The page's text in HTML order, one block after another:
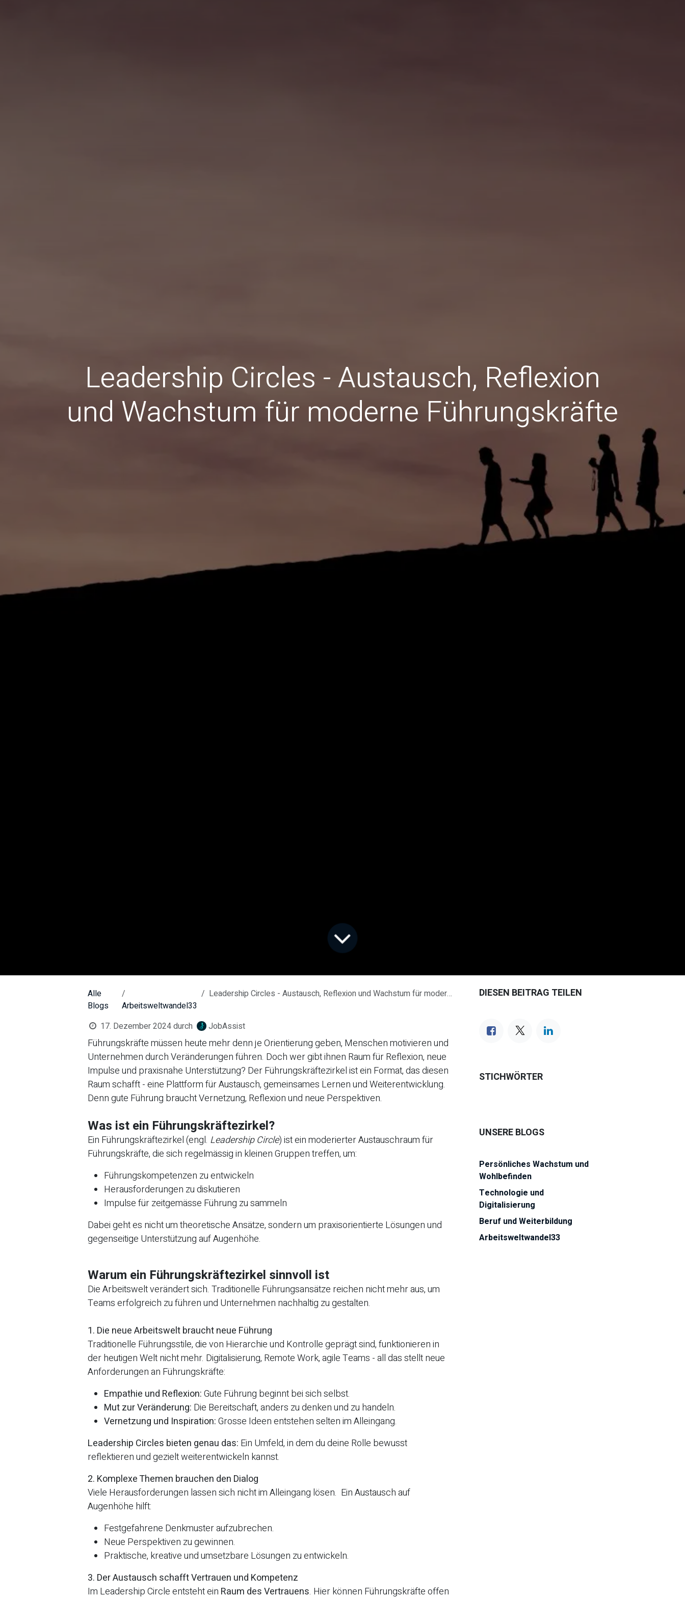
Leadership Circles - Austausch, Reflexion
und Wachstum für moderne Führungskräfte
Alle
Blogs
Arbeitsweltwandel33
Leadership Circles - Austausch, Reflexion und Wachstum für moderne Führungskräfte
17. Dezember 2024durch JobAssist
Führungskräfte müssen heute mehr denn je Orientierung geben, Menschen motivieren und
Unternehmen durch Veränderungen führen. Doch wer gibt ihnen Raum für Reflexion, neue
Impulse und praxisnahe Unterstützung? Der Führungskräftezirkel ist ein Format, das diesen
Raum schafft - eine Plattform für Austausch, gemeinsames Lernen und Weiterentwicklung.
Denn gute Führung braucht Vernetzung, Reflexion und neue Perspektiven.
Was ist ein Führungskräftezirkel?
Ein Führungskräftezirkel (engl. Leadership Circle) ist ein moderierter Austauschraum für
Führungskräfte, die sich regelmässig in kleinen Gruppen treffen, um:
Führungskompetenzen zu entwickeln
Herausforderungen zu diskutieren
Impulse für zeitgemässe Führung zu sammeln
Dabei geht es nicht um theoretische Ansätze, sondern um praxisorientierte Lösungen und
gegenseitige Unterstützung auf Augenhöhe.
Warum ein Führungskräftezirkel sinnvoll ist
Die Arbeitswelt verändert sich. Traditionelle Führungsansätze reichen nicht mehr aus, um
Teams erfolgreich zu führen und Unternehmen nachhaltig zu gestalten.
1. Die neue Arbeitswelt braucht neue Führung
Traditionelle Führungsstile, die von Hierarchie und Kontrolle geprägt sind, funktionieren in
der heutigen Welt nicht mehr. Digitalisierung, Remote Work, agile Teams - all das stellt neue
Anforderungen an Führungskräfte:
Empathie und Reflexion:Gute Führung beginnt bei sich selbst.
Mut zur Veränderung: Die Bereitschaft, anders zu denken und zu handeln.
Vernetzung und Inspiration:Grosse Ideen entstehen selten im Alleingang.
Leadership Circles bieten genau das: Ein Umfeld, in dem du deine Rolle bewusst
reflektieren und gezielt weiterentwickeln kannst.
2. Komplexe Themen brauchen den Dialog
Viele Herausforderungen lassen sich nicht im Alleingang lösen. Ein Austausch auf
Augenhöhe hilft:
Festgefahrene Denkmuster aufzubrechen.
Neue Perspektiven zu gewinnen.
Praktische, kreative und umsetzbare Lösungen zu entwickeln.
3. Der Austausch schafft Vertrauen und Kompetenz
Im Leadership Circle entsteht ein Raum des Vertrauens. Hier können Führungskräfte offen
DIESEN BEITRAG TEILEN
STICHWÖRTER
UNSERE BLOGS
Persönliches Wachstum und
Wohlbefinden
​Technologie und
Digitalisierung
Beruf und Weiterbildung
Arbeitsweltwandel33